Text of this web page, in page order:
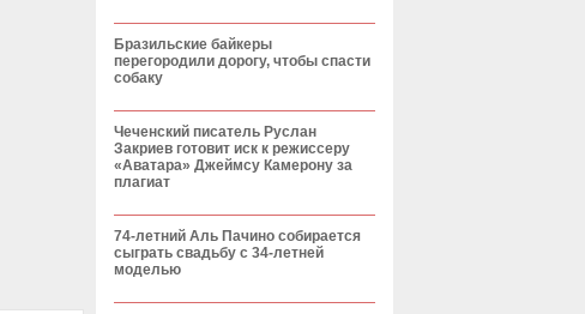
Бразильские байкеры
перегородили дорогу, чтобы спасти
собаку
Чеченский писатель Руслан
Закриев готовит иск к режиссеру
«Аватара» Джеймсу Камерону за
плагиат
74-летний Аль Пачино собирается
сыграть свадьбу с 34-летней
моделью